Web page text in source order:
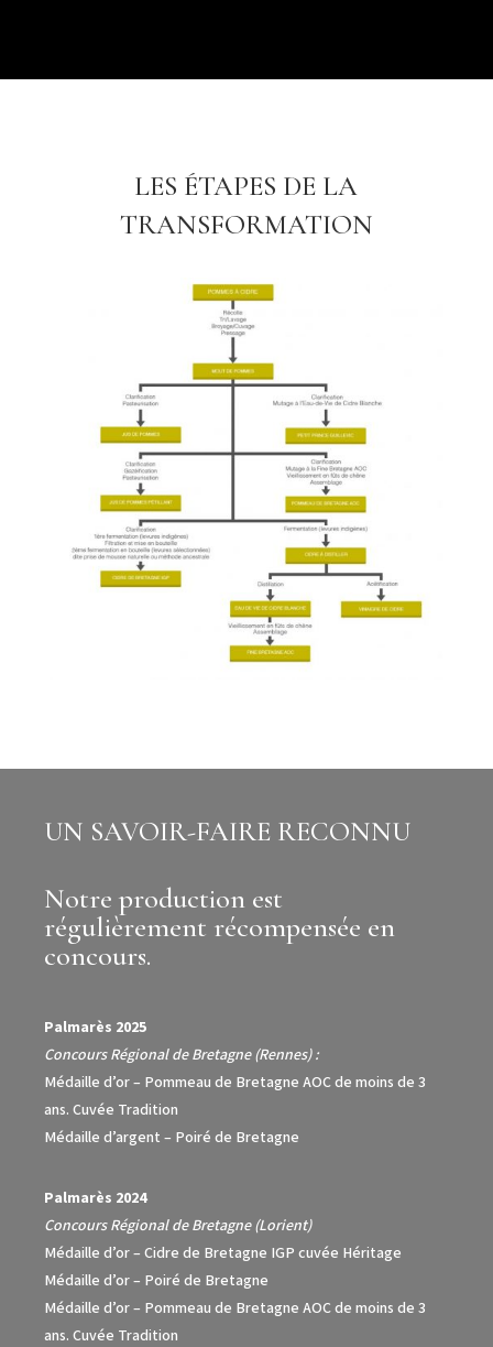
LES ÉTAPES DE LA
TRANSFORMATION
UN SAVOIR-FAIRE RECONNU
Notre production est
régulièrement récompensée en
concours.
Palmarès 2025
Concours Régional de Bretagne (Rennes) :
Médaille d’or – Pommeau de Bretagne AOC de moins de 3
ans. Cuvée Tradition
Médaille d’argent – Poiré de Bretagne
Palmarès 2024
Concours Régional de Bretagne (Lorient)
Médaille d’or – Cidre de Bretagne IGP cuvée Héritage
Médaille d’or – Poiré de Bretagne
Médaille d’or – Pommeau de Bretagne AOC de moins de 3
ans. Cuvée Tradition